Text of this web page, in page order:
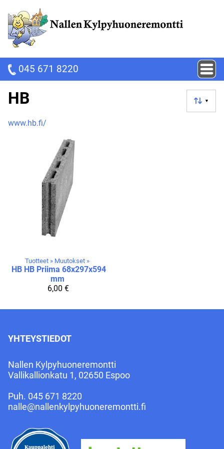
045 671 8220
▼
HB
www.hb.fi/
Tuotteet ‪» Muutokset ‪»
HB HB Priima 68x297x594
mm
6,00 €
YHTEYSTIEDOT
Nallen Kylpyhuoneremontti
Vallikallionkatu 1, 02650 Espoo
Puh. 045 671 8220
nalle@nallenkylpyhuoneremontti.fi